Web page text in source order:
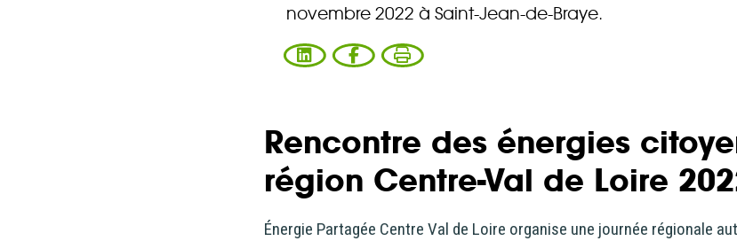
novembre 2022 à Saint-Jean-de-Braye.
Rencontre des énergies
région Centre-Val de Loire
Énergie Partagée Centre Val de Loire organise une journée régionale
d’Énergie Partagée, nous vous invitons à consulter le
synthétique (DIS)
effective.
Un problème, une question ?Consultez notre FAQou